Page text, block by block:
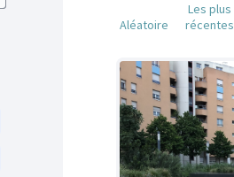
Aléatoire
Les plus
récentes